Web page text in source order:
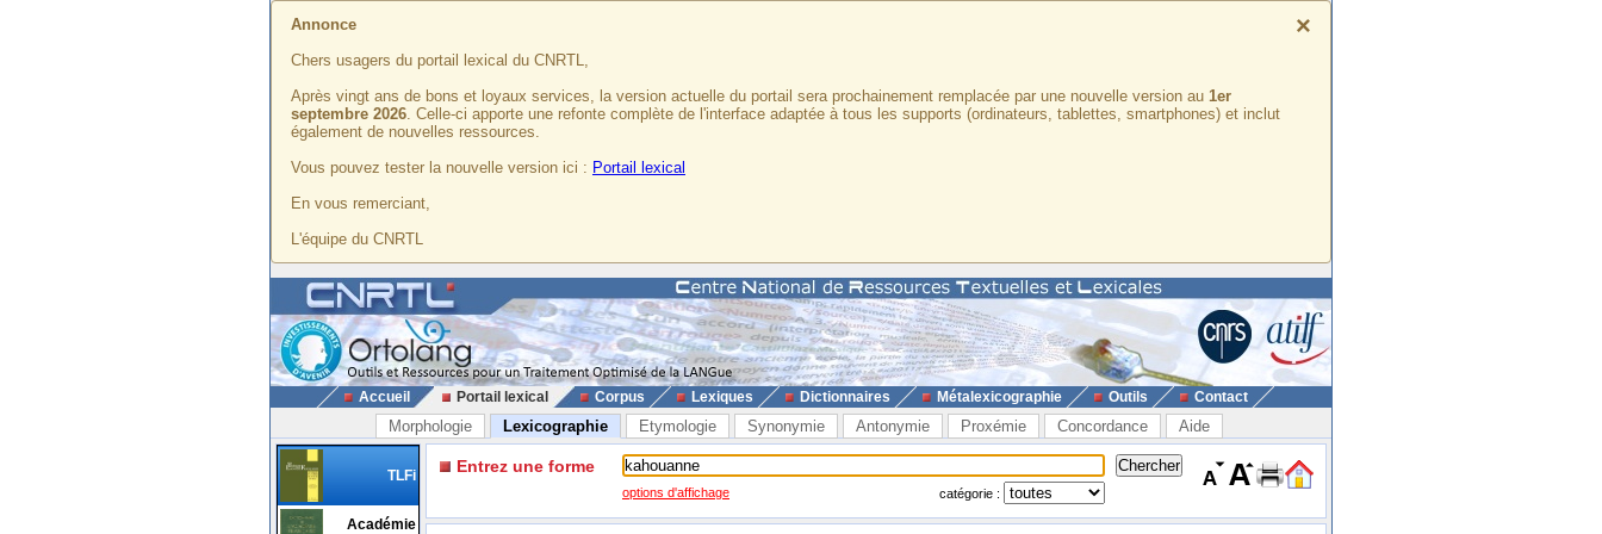
×
Annonce
Chers usagers du portail lexical du CNRTL,
Après vingt ans de bons et loyaux services, la version actuelle du portail sera prochainement remplacée par une nouvelle version au 1er
septembre 2026. Celle-ci apporte une refonte complète de l'interface adaptée à tous les supports (ordinateurs, tablettes, smartphones) et inclut
également de nouvelles ressources.
Vous pouvez tester la nouvelle version ici : Portail lexical
En vous remerciant,
L'équipe du CNRTL
Accueil Portail lexical Corpus Lexiques Dictionnaires Métalexicographie Outils Contact
Morphologie Lexicographie Etymologie Synonymie Antonymie Proxémie Concordance Aide
TLFi
Académie
Entrez une forme
options d'affichage catégorie :